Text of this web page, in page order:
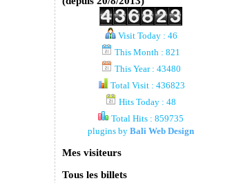
Visit Today : 46
This Month : 821
This Year : 43480
Total Visit : 436823
Hits Today : 48
Total Hits : 859735
plugins byBali Web Design
Mes visiteurs
Tous les billets